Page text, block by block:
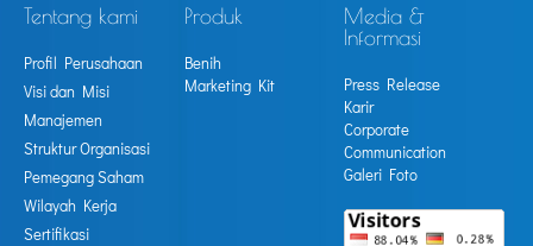
Tentang kami
Profil Perusahaan
Visi dan Misi
Manajemen
Struktur Organisasi
Pemegang Saham
Wilayah Kerja
Sertifikasi
Produk
Benih
Marketing Kit
Media &
Informasi
Press Release
Karir
Corporate
Communication
Galeri Foto